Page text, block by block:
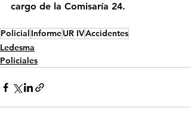
cargo de la Comisaría 24.
Policial InformeUR IVAccidentes
Ledesma
Policiales